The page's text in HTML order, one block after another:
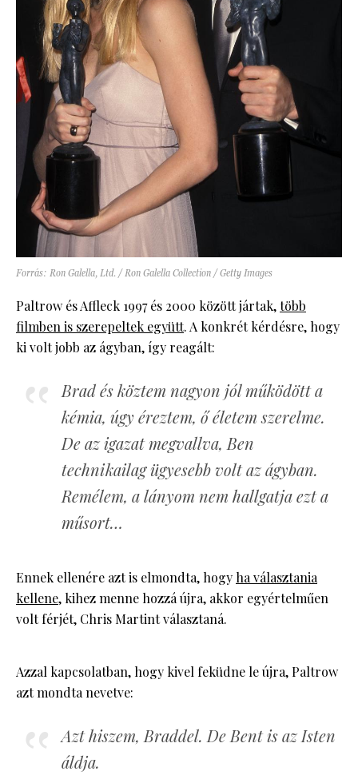
Forrás: Ron Galella, Ltd. / Ron Galella Collection / Getty Images
Paltrow és Affleck 1997 és 2000 között jártak,több
filmben is szerepeltek együtt. A konkrét kérdésre, hogy
ki volt jobb az ágyban, így reagált:
Brad és köztem nagyon jól működött a
kémia, úgy éreztem, ő életem szerelme.
De az igazat megvallva, Ben
technikailag ügyesebb volt az ágyban.
Remélem, a lányom nem hallgatja ezt a
műsort…
Ennek ellenére azt is elmondta, hogy ha választania
kellene, kihez menne hozzá újra, akkor egyértelműen
volt férjét, Chris Martint választaná.
Azzal kapcsolatban, hogy kivel feküdne le újra, Paltrow
azt mondta nevetve:
Azt hiszem, Braddel. De Bent is az Isten
áldja.